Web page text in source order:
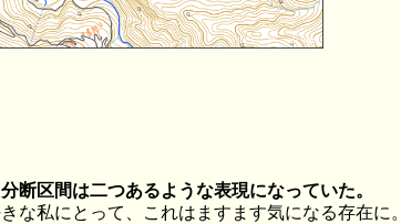
分断区間は二つあるような表現になっていた。
な私にとって、これはますます気になる存在に。